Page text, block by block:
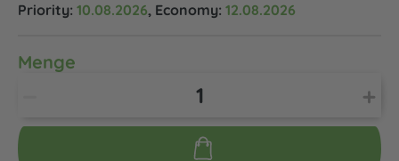
Priority: 10.08.2026, Economy: 12.08.2026
Menge